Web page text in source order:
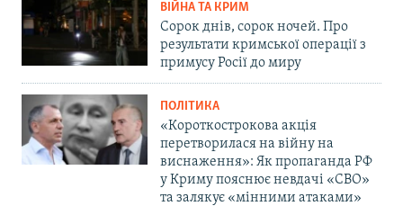
ВІЙНА ТА КРИМ
Сорок днів, сорок ночей. Про
результати кримської операції з
примусу Росії до миру
ПОЛІТИКА
«Короткострокова акція
перетворилася на війну на
виснаження»: Як пропаганда РФ
у Криму пояснює невдачі «СВО»
та залякує «мінними атаками»